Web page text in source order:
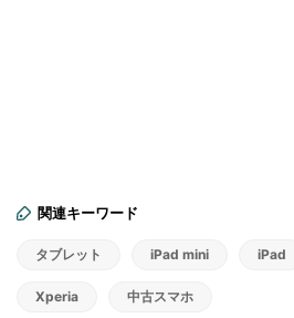
関連キーワード
タブレット iPad mini iPad
Xperia 中古スマホ